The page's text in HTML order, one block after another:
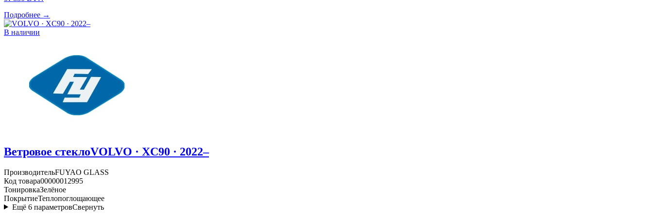
Подробнее →
В наличии
Ветровое стеклоVOLVO · XC90 · 2022–
ПроизводительFUYAO GLASS
Код товара00000012995
ТонировкаЗелёное
ПокрытиеТеплопоглощающее
Ещё 6 параметровСвернуть